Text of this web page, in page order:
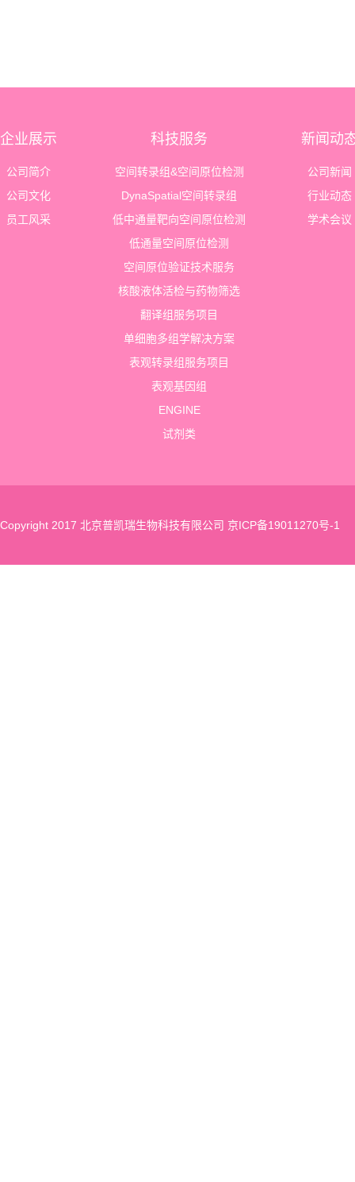
企业展示
公司简介
公司文化
员工风采
科技服务
空间转录组&空间原位检测
DynaSpatial空间转录组
低中通量靶向空间原位检测
低通量空间原位检测
空间原位验证技术服务
核酸液体活检与药物筛选
翻译组服务项目
单细胞多组学解决方案
表观转录组服务项目
表观基因组
ENGINE
试剂类
新闻动
公司新闻
行业动态
学术会议
Copyright 2017 北京普凯瑞生物科技有限公司 京ICP备19011270号-1